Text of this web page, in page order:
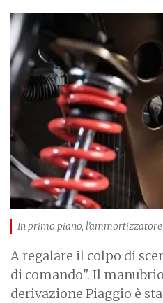
I
m
a
g
In primo piano,
A regalare il colpo di
di comando". Il
derivazione Piaggio è